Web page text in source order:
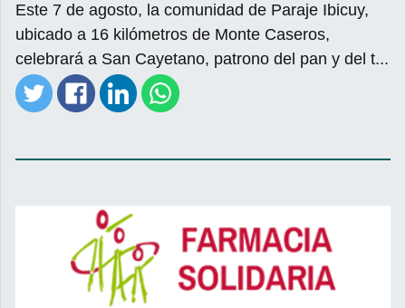
Este 7 de agosto, la comunidad de Paraje Ibicuy,
ubicado a 16 kilómetros de Monte Caseros,
celebrará a San Cayetano, patrono del pan y del t...